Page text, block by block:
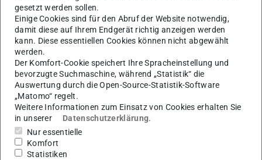
10.11.2022
“Joint Baseband and Radio Resource Allocation for 5G
Network Slicing in Heterogeneous Cloud Radio Access
Networks”
Im Rahmen eine Gastaufenthaltes am Fachgebiet SEEMOO
wird Ass. Prof. Ying Loong Lee einen interessanten Vortrag
halten. Dieser wird wohl via Zoom zugänglich sein als auch in…
gesetzt werden sollen.
Einige Cookies sind für den Abruf der Website notwendig,
damit diese auf Ihrem Endgerät richtig anzeigen werden
kann. Diese essentiellen Cookies können nicht abgewählt
werden.
Der Komfort-Cookie speichert Ihre Spracheinstellung und
bevorzugte Suchmaschine, während „Statistik“ die
Auswertung durch die Open-Source-Statistik-Software
„Matomo“ regelt.
Weitere Informationen zum Einsatz von Cookies erhalten Sie
in unserer
Datenschutzerklärung.
Nur essentielle
Komfort
Statistiken